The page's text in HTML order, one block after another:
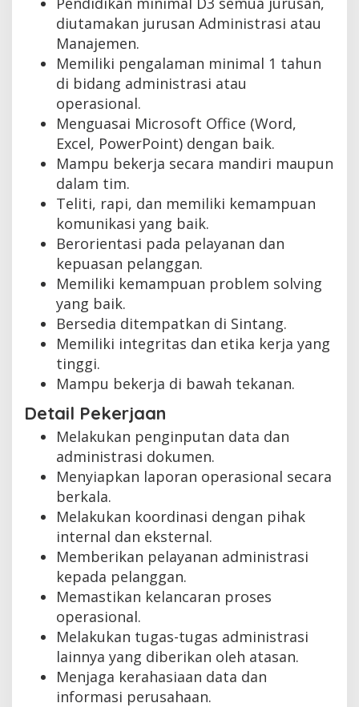
diutamakan jurusan Administrasi atau
Manajemen.
Memiliki pengalaman minimal 1 tahun
di bidang administrasi atau
operasional.
Menguasai Microsoft Office (Word,
Excel, PowerPoint) dengan baik.
Mampu bekerja secara mandiri maupun
dalam tim.
Teliti, rapi, dan memiliki kemampuan
komunikasi yang baik.
Berorientasi pada pelayanan dan
kepuasan pelanggan.
Memiliki kemampuan problem solving
yang baik.
Bersedia ditempatkan di Sintang.
Memiliki integritas dan etika kerja yang
tinggi.
Mampu bekerja di bawah tekanan.
Detail Pekerjaan
Melakukan penginputan data dan
administrasi dokumen.
Menyiapkan laporan operasional secara
berkala.
Melakukan koordinasi dengan pihak
internal dan eksternal.
Memberikan pelayanan administrasi
kepada pelanggan.
Memastikan kelancaran proses
operasional.
Melakukan tugas-tugas administrasi
lainnya yang diberikan oleh atasan.
Menjaga kerahasiaan data dan
informasi perusahaan.